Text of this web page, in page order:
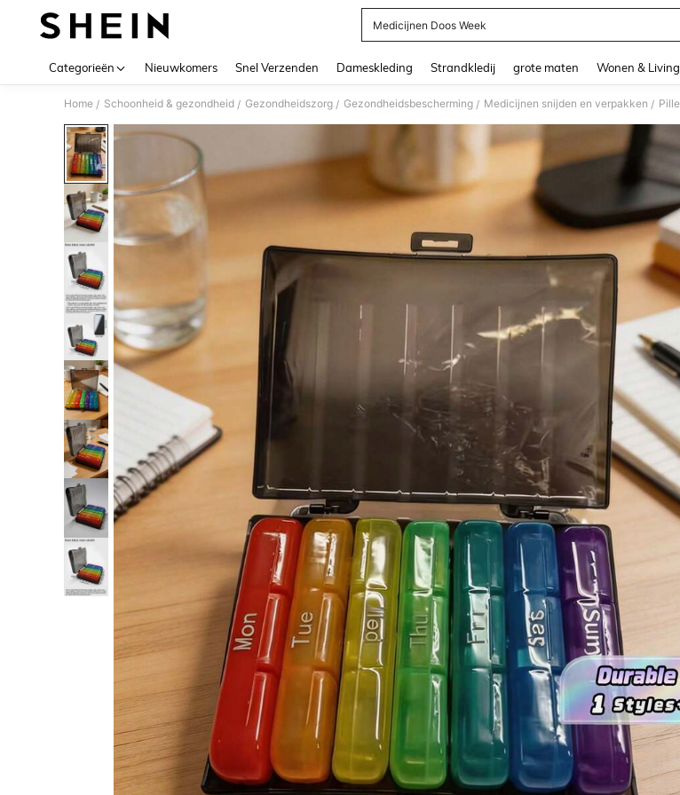
Medicijnen Doos Week
Categorieën Nieuwkomers Snel Verzenden Dameskleding Strandkledij grote maten Wonen & Living
Home / Schoonheid & gezondheid / Gezondheidszorg / Gezondheidsbescherming / Medicijnen snijden en verpakken /